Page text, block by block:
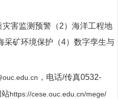
灾害监测预警（2）海洋工程地
采矿环境保护（4）数字孪生与
，电话/传真0532-
站https://cese.ouc.edu.cn/mege/